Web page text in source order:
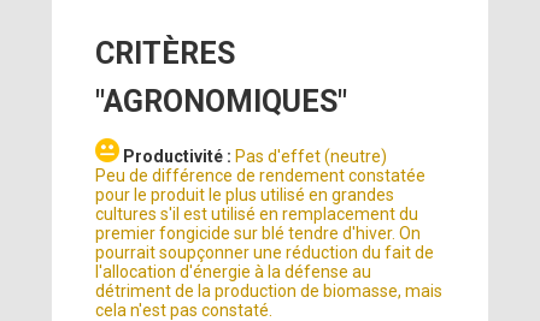
CRITÈRES
"AGRONOMIQUES"
Productivité : Pas d'effet (neutre)
Peu de différence de rendement constatée
pour le produit le plus utilisé en grandes
cultures s'il est utilisé en remplacement du
premier fongicide sur blé tendre d'hiver. On
pourrait soupçonner une réduction du fait de
l'allocation d'énergie à la défense au
détriment de la production de biomasse, mais
cela n'est pas constaté.